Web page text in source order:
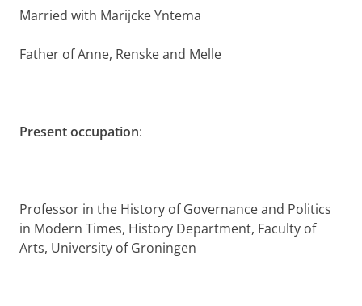
a
Married with Marijcke Yntema
Father of Anne, Renske and Melle
Present occupation:
Professor in the History of Governance and Politics
in Modern Times, History Department, Faculty of
Arts, University of Groningen